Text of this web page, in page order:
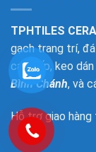
TPHTILES
gạch trang trí,
cao cấp, keo
Bình Chánh, và
Hỗ trợ giao